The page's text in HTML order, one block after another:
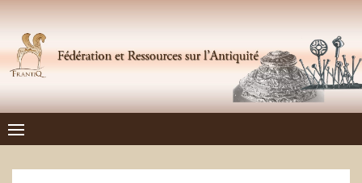
content
Frantiq
FÉDÉRATION ET RESSOURCES SUR L'ANTIQUITÉ